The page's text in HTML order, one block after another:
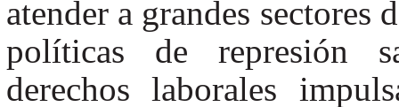
atender a grandes sectores
políticas de represión
derechos laborales